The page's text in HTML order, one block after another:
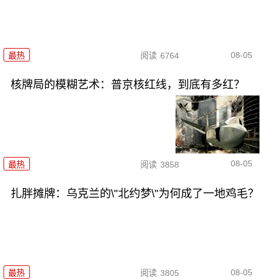
最热 阅读 6764 08-05
核牌局的模糊艺术：普京核红线，到底有多红？
最热 阅读 3858 08-05
扎胖摊牌：乌克兰的\"北约梦\"为何成了一地鸡毛？
最热 阅读 3805 08-05